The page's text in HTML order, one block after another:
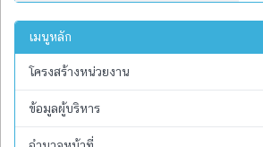
เมนูหลัก
โครงสร้างหน่วยงาน
ข้อมูลผู้บริหาร